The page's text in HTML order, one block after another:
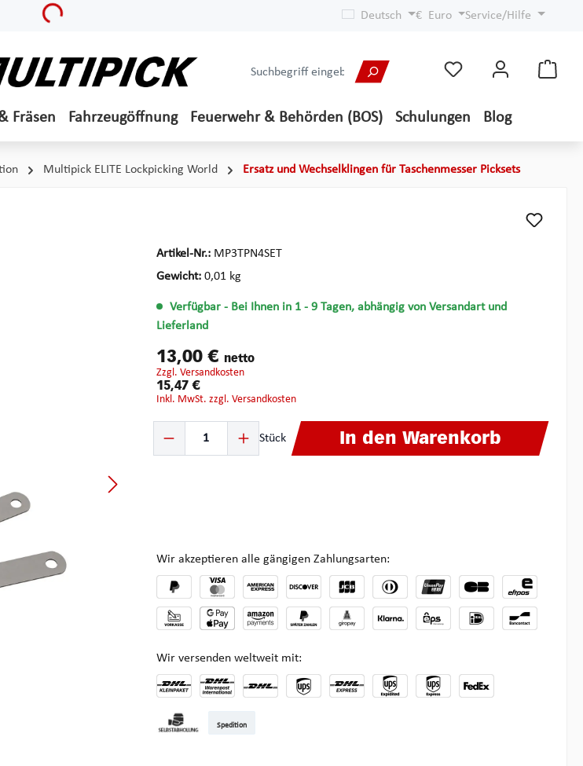
Loading... Deutsch € Euro Service/Hilfe
Fräsen Fahrzeugöffnung Feuerwehr & Behörden (BOS) Schulungen Blog
Multipick ELITE Lockpicking World Ersatz und Wechselklingen für Taschenmesser Picksets
Artikel-Nr.: MP3TPN4SET
Gewicht: 0,01 kg
Verfügbar - Bei Ihnen in 1 - 9 Tagen, abhängig von Versandart und
Lieferland
13,00 € netto
zzgl. Versandkosten
15,47 €
inkl. MwSt. zzgl. Versandkosten
Produkt Anzahl: Gib den gewünschten Wert ein oder benutze die Schaltflächen um die Anzahl zu
Stück In den Warenkorb
Wir akzeptieren alle gängigen Zahlungsarten:
Wir versenden weltweit mit:
Spedition